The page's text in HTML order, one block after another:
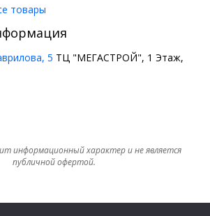
товары
5 ТЦ "МЕГАСТРОЙ", 1 Этаж,
информационный характер и не является
публичной офертой.